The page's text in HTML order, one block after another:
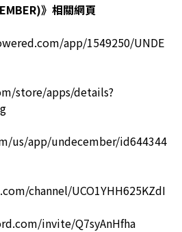
》 相關網頁
app/1549250/UNDE
store/apps/details?
us/app/undecember/id644344
channel/UCO1YHH625KZdI
invite/Q7syAnHfha